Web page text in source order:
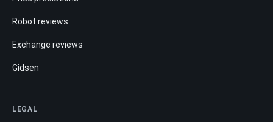
Robot reviews
Exchange reviews
Gidsen
LEGAL